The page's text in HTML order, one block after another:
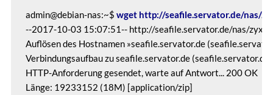
admin@debian-nas:~$ wget http://seafile.servator.de/nas/
--2017-10-03 15:07:51-- http://seafile.servator.de/nas/
Auflösen des Hostnamen »seafile.servator.de
Verbindungsaufbau zu seafile.servator.de
HTTP-Anforderung gesendet, warte auf Antwort... 200 OK
Länge: 19233152 (18M) [application/zip]